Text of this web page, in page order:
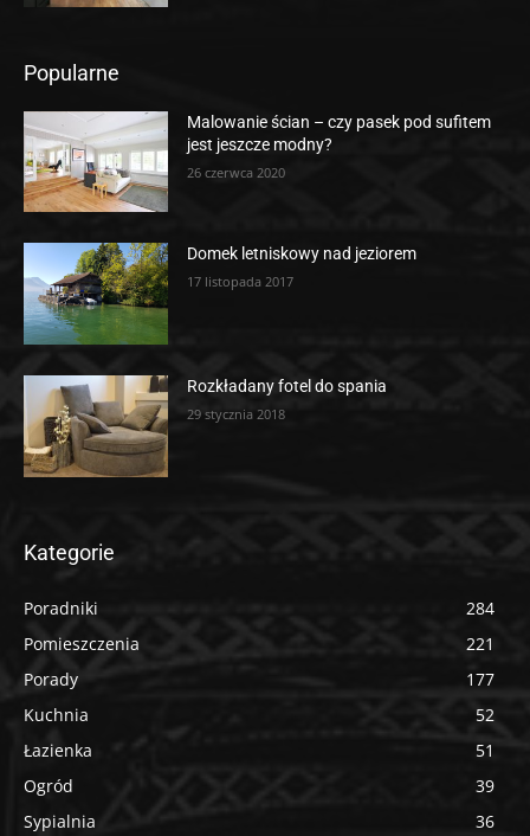
Popularne
Malowanie ścian – czy pasek pod sufitem
jest jeszcze modny?
26 czerwca 2020
Domek letniskowy nad jeziorem
17 listopada 2017
Rozkładany fotel do spania
29 stycznia 2018
Kategorie
Poradniki
284
Pomieszczenia
221
Porady
177
Kuchnia
52
Łazienka
51
Ogród
39
Sypialnia
36